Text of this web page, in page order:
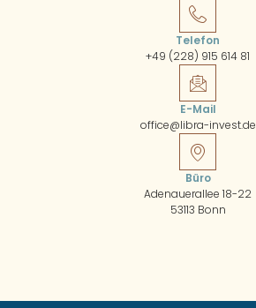
Telefon
+49 (228) 915 614 81
E-Mail
office@libra-invest.de
Büro
Adenauerallee 18-22
53113 Bonn